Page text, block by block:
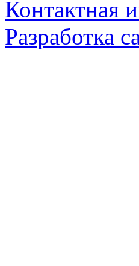
Контактная
Разработка